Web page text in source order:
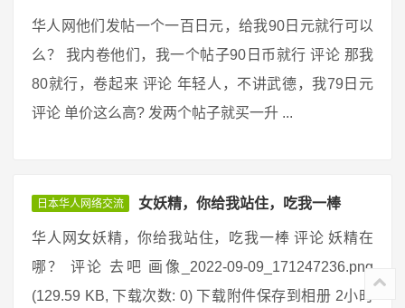
华人网他们发帖一个一百日元，给我90日元就行可以
么？ 我内卷他们，我一个帖子90日币就行 评论 那我
80就行，卷起来 评论 年轻人，不讲武德，我79日元
评论 单价这么高? 发两个帖子就买一升 ...
日本华人网络交流 女妖精，你给我站住，吃我一棒
华人网女妖精，你给我站住，吃我一棒 评论 妖精在
哪？ 评论 去吧 画像_2022-09-09_171247236.png
(129.59 KB, 下载次数: 0) 下载附件保存到相册 2小时